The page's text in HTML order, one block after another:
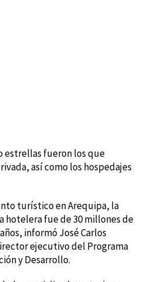
estrellas fueron los que
así como los hospedajes
turístico en Arequipa, la
hotelera fue de 30 millones de
informó José Carlos
ejecutivo del Programa
y Desarrollo.